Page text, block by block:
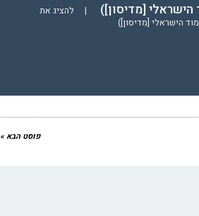
הישראלי [מדיסון]) |
להציג את
הישראלי [מדיסון])
פוסט הבא »